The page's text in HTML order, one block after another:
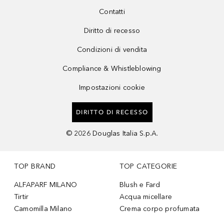
Contatti
Diritto di recesso
Condizioni di vendita
Compliance & Whistleblowing
Impostazioni cookie
DIRITTO DI RECESSO
© 2026 Douglas Italia S.p.A.
TOP BRAND
ALFAPARF MILANO
Tirtir
Camomilla Milano
TOP CATEGORIE
Blush e Fard
Acqua micellare
Crema corpo profumata